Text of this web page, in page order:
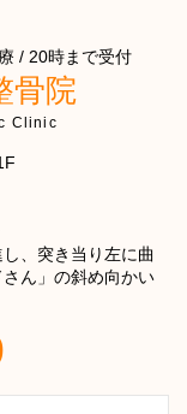
/ 20時まで受付
骨院
Clinic
、突き当り左に曲
ん」の斜め向かい